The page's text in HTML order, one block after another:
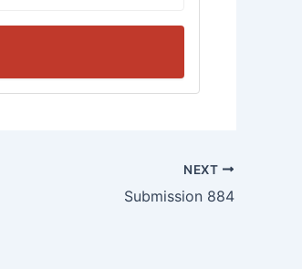
NEXT
Submission 884